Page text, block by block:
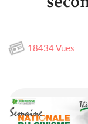
18434 Vues